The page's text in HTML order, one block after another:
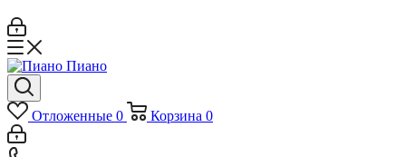
Отложенные 0 Корзина 0